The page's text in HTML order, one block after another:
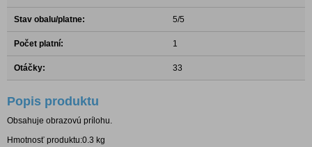
Stav obalu/platne: 5/5
Počet platní: 1
Otáčky: 33
Popis produktu
Obsahuje obrazovú prílohu.
Hmotnosť produktu:0.3 kg